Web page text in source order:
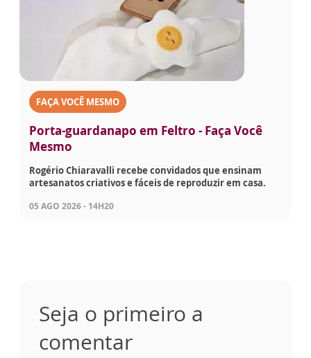
FAÇA VOCÊ MESMO
Porta-guardanapo em Feltro - Faça Você
Mesmo
Rogério Chiaravalli recebe convidados que ensinam
artesanatos criativos e fáceis de reproduzir em casa.
05 AGO 2026 - 14H20
Seja o primeiro a
comentar